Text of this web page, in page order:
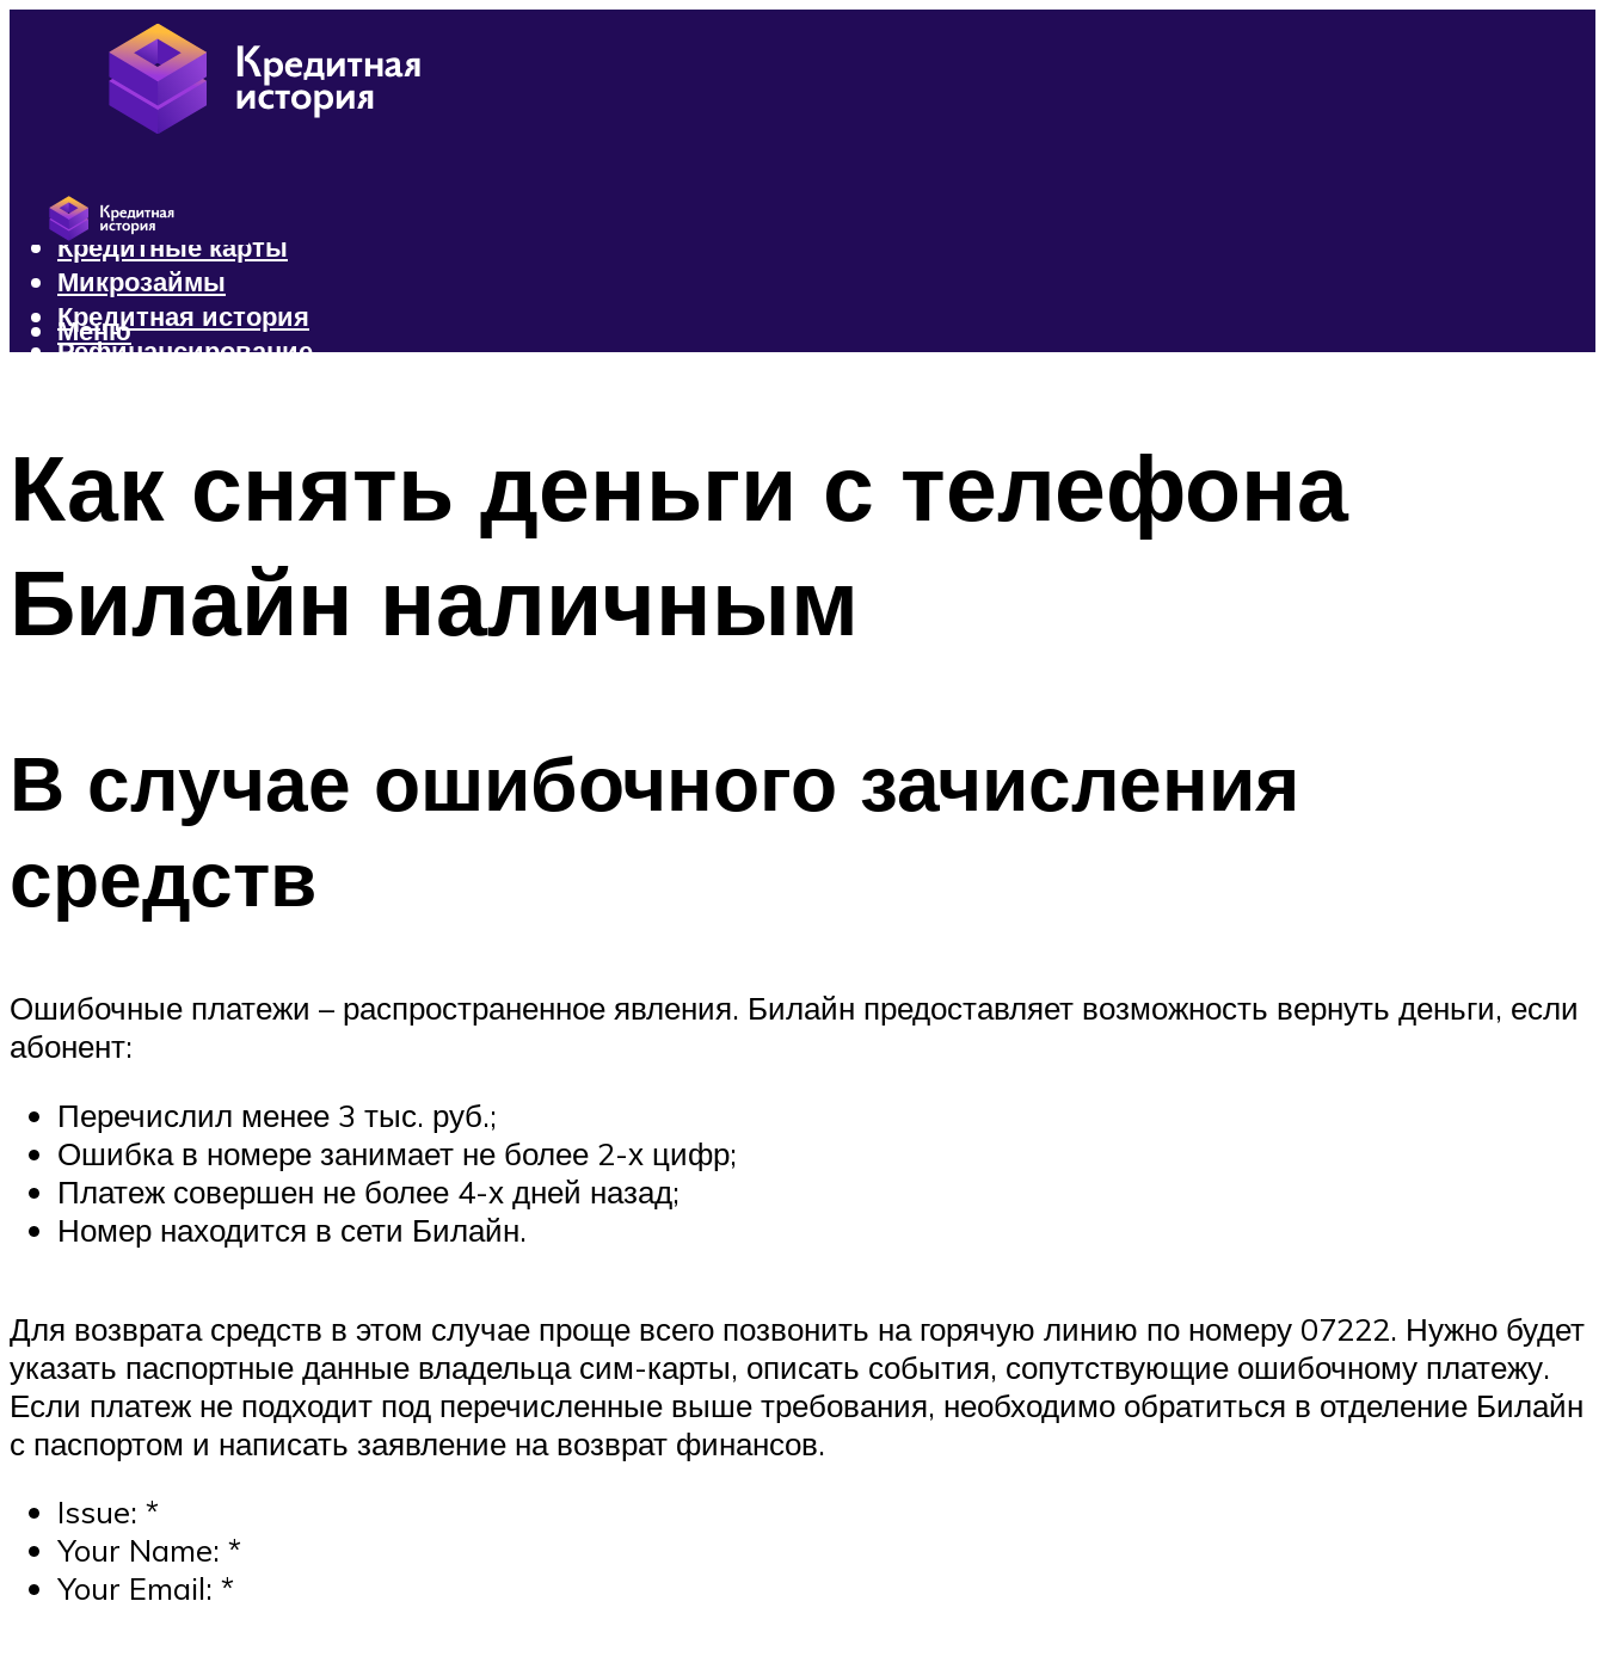
Кредиты
Кредитные карты
Микрозаймы
Кредитная история
Рефинансирование
Меню
Как снять деньги с телефона
Билайн наличным
В случае ошибочного зачисления
средств
Ошибочные платежи – распространенное явления. Билайн предоставляет возможность вернуть деньги, если
абонент:
Перечислил менее 3 тыс. руб.;
Ошибка в номере занимает не более 2-х цифр;
Платеж совершен не более 4-х дней назад;
Номер находится в сети Билайн.
Для возврата средств в этом случае проще всего позвонить на горячую линию по номеру 07222. Нужно будет
указать паспортные данные владельца сим-карты, описать события, сопутствующие ошибочному платежу.
Если платеж не подходит под перечисленные выше требования, необходимо обратиться в отделение Билайн
с паспортом и написать заявление на возврат финансов.
Issue: *
Your Name: *
Your Email: *